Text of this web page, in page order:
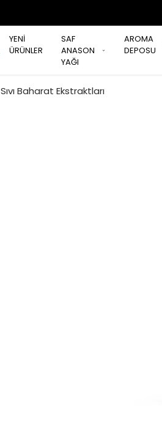
YENİ
ÜRÜNLER
SAF
ANASON
YAĞI
AROMA
DEPOSU
Sıvı Baharat Ekstraktları